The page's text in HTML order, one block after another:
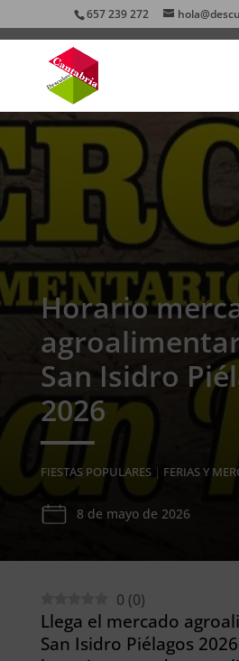
657 239 272
Horario
San Isidro
2026
FIESTAS POPULARES| FERIAS Y
8 de mayo de 2026
0 (0)
Llega el mercado
San Isidro Piélagos